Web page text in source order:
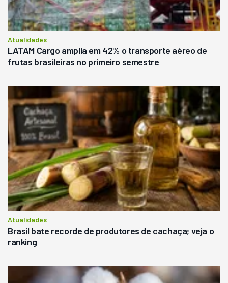
Atualidades
LATAM Cargo amplia em 42% o transporte aéreo de
frutas brasileiras no primeiro semestre
Atualidades
Brasil bate recorde de produtores de cachaça; veja o
ranking